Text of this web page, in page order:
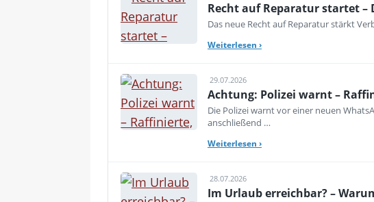
Recht auf Reparatur startet –
Das neue Recht auf Reparatur stärkt
Weiterlesen ›
29.07.2026
Achtung: Polizei warnt –
Die Polizei warnt vor einer neuen
anschließend …
Weiterlesen ›
28.07.2026
Im Urlaub erreichbar? –